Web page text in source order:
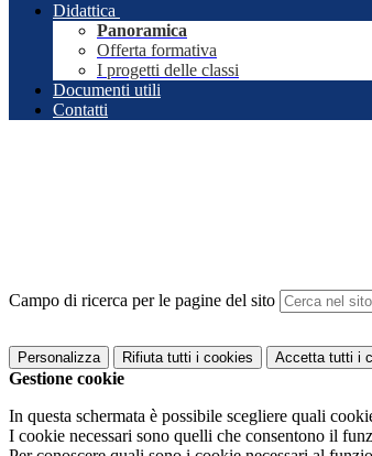
Didattica
Panoramica
Offerta formativa
I progetti delle classi
Documenti utili
Contatti
Campo di ricerca per le pagine del sito
Personalizza Rifiuta tutti i cookies Accetta tutti i
Gestione cookie
In questa schermata è possibile scegliere quali
I cookie necessari sono quelli che consentono il